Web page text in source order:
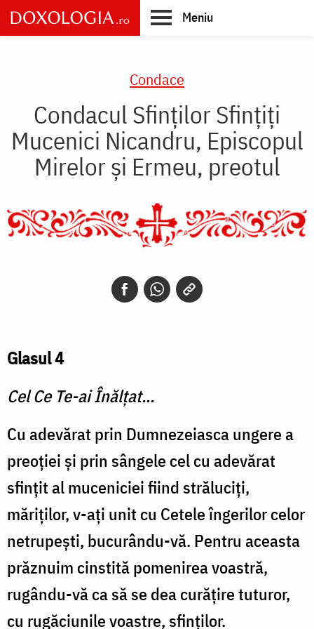
Skip
to
main
Meniu
Condace
Condacul Sfinţilor Sfinţiţi
Mucenici Nicandru, Episcopul
Mirelor şi Ermeu, preotul
Glasul 4
Cel Ce Te-ai Înălţat...
Cu adevărat prin Dumnezeiasca ungere a
preoţiei şi prin sângele cel cu adevărat
sfinţit al muceniciei fiind străluciţi,
măriţilor, v-aţi unit cu Cetele îngerilor celor
netrupeşti, bucurându-vă. Pentru aceasta
prăznuim cinstită pomenirea voastră,
rugându-vă ca să se dea curăţire tuturor,
cu rugăciunile voastre, sfinţilor.